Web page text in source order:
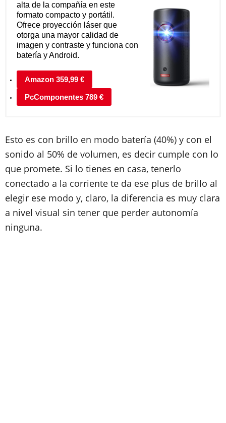
Amazon 359,99 €
PcComponentes 789 €
alta de la compañía en este
formato compacto y portátil.
Ofrece proyección láser que
otorga una mayor calidad de
imagen y contraste y funciona con
batería y Android.
Esto es con brillo en modo batería (40%) y con el
sonido al 50% de volumen, es decir cumple con lo
que promete. Si lo tienes en casa, tenerlo
conectado a la corriente te da ese plus de brillo al
elegir ese modo y, claro, la diferencia es muy clara
a nivel visual sin tener que perder autonomía
ninguna.